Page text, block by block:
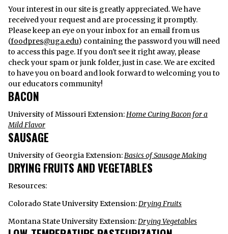
Your interest in our site is greatly appreciated. We have
received your request and are processing it promptly.
Please keep an eye on your inbox for an email from us
(foodpres@uga.edu) containing the password you will need
to access this page. If you don't see it right away, please
check your spam or junk folder, just in case. We are excited
to have you on board and look forward to welcoming you to
our educators community!
BACON
University of Missouri Extension:Home Curing Bacon for a
Mild Flavor
SAUSAGE
University of Georgia Extension:Basics of Sausage Making
DRYING FRUITS AND VEGETABLES
Resources:
Colorado State University Extension:Drying Fruits
Montana State University Extension:Drying Vegetables